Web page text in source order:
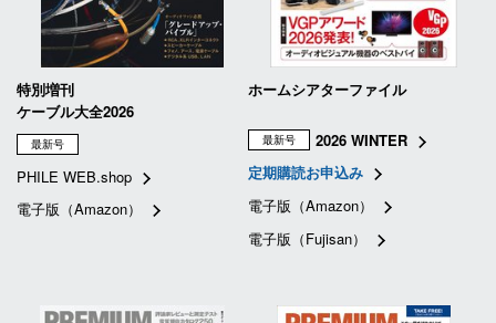
特別増刊
ケーブル大全2026
最新号
PHILE WEB.shop
電子版（Amazon）
ホームシアターファイル
最新号
2026 WINTER
定期購読お申込み
電子版（Amazon）
電子版（Fujisan）